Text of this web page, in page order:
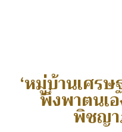
‘หมู่บ้านเศร
พึ่งพาตนเ
พิชญา